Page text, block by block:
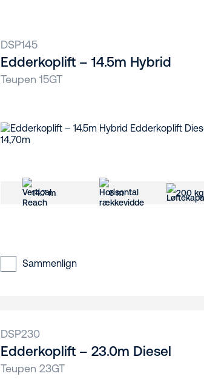
DSP145
Edderkoplift – 14.5m Hybrid
Teupen 15GT
14.7 m 6 m 200 kg
Sammenlign
DSP230
Edderkoplift – 23.0m Diesel
Teupen 23GT